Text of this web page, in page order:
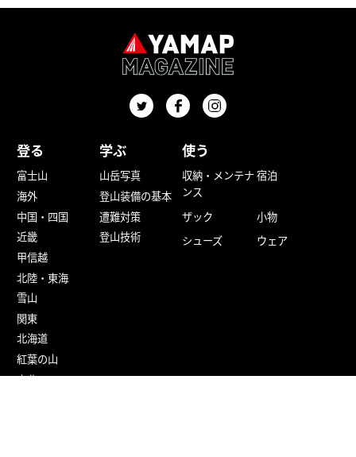
登る
富士山
海外
中国・四国
近畿
甲信越
北陸・東海
雪山
関東
北海道
紅葉の山
東北
学ぶ
山岳写真
登山装備の基本
遭難対策
登山技術
使う
収納・メンテナ
ンス
宿泊
ザック
小物
シューズ
ウェア